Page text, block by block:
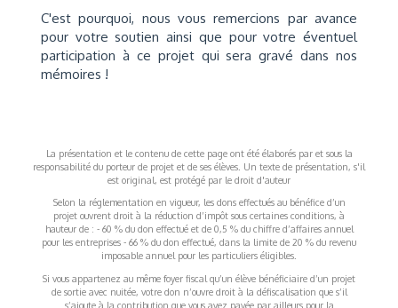
C'est pourquoi, nous vous remercions par avance
pour votre soutien ainsi que pour votre éventuel
participation à ce projet qui sera gravé dans nos
mémoires !
La présentation et le contenu de cette page ont été élaborés par et sous la
responsabilité du porteur de projet et de ses élèves. Un texte de présentation, s'il
est original, est protégé par le droit d'auteur
Selon la réglementation en vigueur, les dons effectués au bénéfice d’un
projet ouvrent droit à la réduction d’impôt sous certaines conditions, à
hauteur de : - 60 % du don effectué et de 0,5 % du chiffre d’affaires annuel
pour les entreprises - 66 % du don effectué, dans la limite de 20 % du revenu
imposable annuel pour les particuliers éligibles.
Si vous appartenez au même foyer fiscal qu’un élève bénéficiaire d’un projet
de sortie avec nuitée, votre don n’ouvre droit à la défiscalisation que s’il
s’ajoute à la contribution que vous avez payée par ailleurs pour la